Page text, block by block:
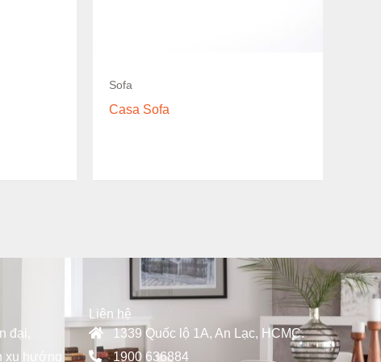
Sofa
Casa Sofa
đại,
xu hướng
Liên hệ
1339 Quốc lộ 1A, An Lạc, HCMC.
1900 636884